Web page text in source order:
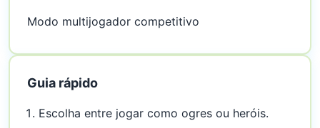
Modo multijogador competitivo
Guia rápido
Escolha entre jogar como ogres ou heróis.